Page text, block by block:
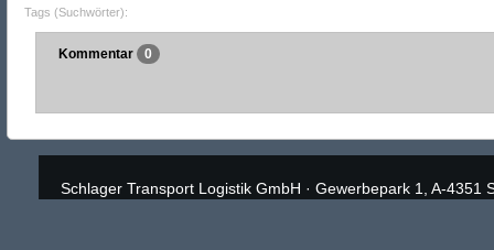
Tags (Suchwörter):
Kommentar 0
Schlager Transport Logistik GmbH · Gewerbepark 1, A-4351